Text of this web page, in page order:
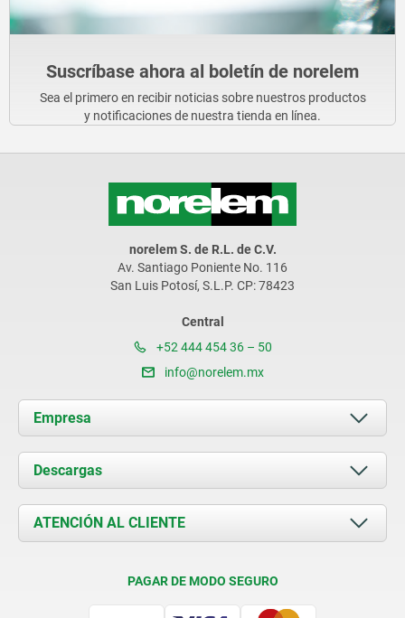
Suscríbase ahora al boletín de norelem
Sea el primero en recibir noticias sobre nuestros productos
y notificaciones de nuestra tienda en línea.
norelem S. de R.L. de C.V.
Av. Santiago Poniente No. 116
San Luis Potosí, S.L.P. CP: 78423
Central
+52 444 454 36 – 50
info@norelem.mx
Empresa
Acerca de nosotros
Novedades
Contacto
Descargas
Documents
ATENCIÓN AL CLIENTE
PAGAR DE MODO SEGURO